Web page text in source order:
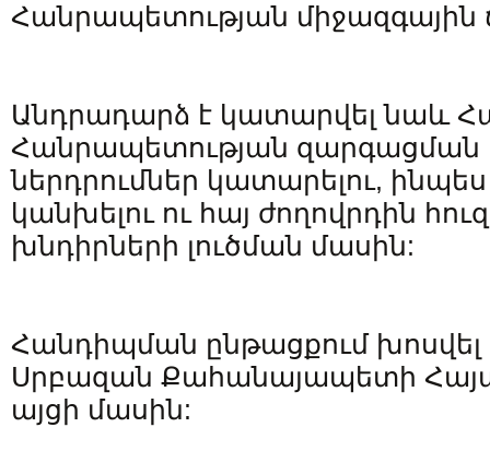
Հանրապետության
Անդրադարձ է կատարվել նաև
Հանրապետության
ներդրումներ կատարելու,
կանխելու ու հայ ժողովրդին
խնդիրների լուծման մասին:
Հանդիպման ընթացքում
Սրբազան Քահանայապետի
այցի մասին: